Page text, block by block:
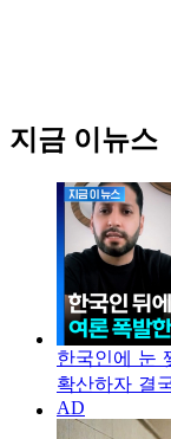
지금 이뉴스
한국인에 눈
확산하자 결